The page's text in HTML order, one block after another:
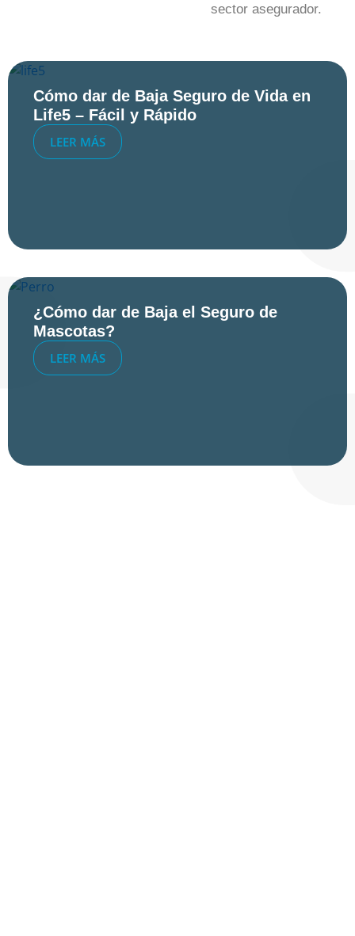
sector asegurador.
Cómo dar de Baja Seguro de Vida en
Life5 – Fácil y Rápido
LEER MÁS
¿Cómo dar de Baja el Seguro de
Mascotas?
LEER MÁS